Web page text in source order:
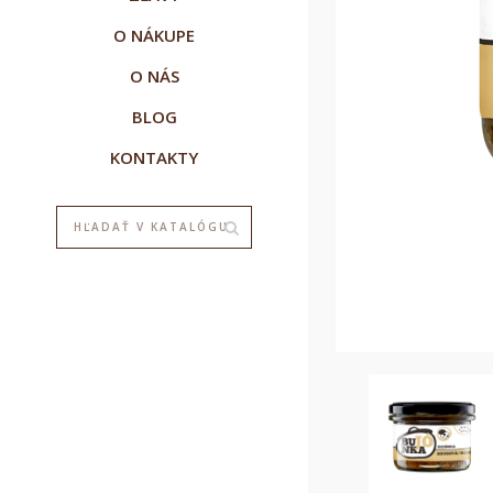
O NÁKUPE
O NÁS
BLOG
KONTAKTY